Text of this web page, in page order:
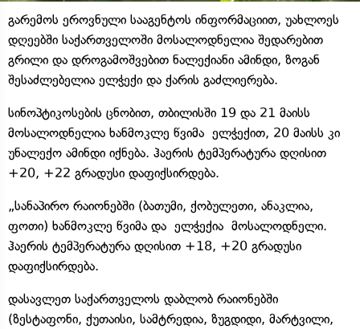
გარემოს ეროვნული სააგენტოს ინფორმაციით, უახლოეს
დღეებში საქართველოში მოსალოდნელია შედარებით
გრილი და დროგამოშვებით ნალექიანი ამინდი, ზოგან
შესაძლებელია ელჭექი და ქარის გაძლიერება.
სინოპტიკოსების ცნობით, თბილისში 19 და 21 მაისს
მოსალოდნელია ხანმოკლე წვიმა ელჭექით, 20 მაისს კი
უნალექო ამინდი იქნება. ჰაერის ტემპერატურა დღისით
+20, +22 გრადუსი დაფიქსირდება.
„სანაპირო რაიონებში (ბათუმი, ქობულეთი, ანაკლია,
ფოთი) ხანმოკლე წვიმა და ელჭექია მოსალოდნელი.
ჰაერის ტემპერატურა დღისით +18, +20 გრადუსი
დაფიქსირდება.
დასავლეთ საქართველოს დაბლობ რაიონებში
(ზესტაფონი, ქუთაისი, სამტრედია, ზუგდიდი, მარტვილი,